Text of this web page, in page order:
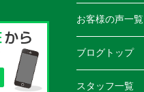
お客様の声一覧
ブログトップ
スタッフ一覧